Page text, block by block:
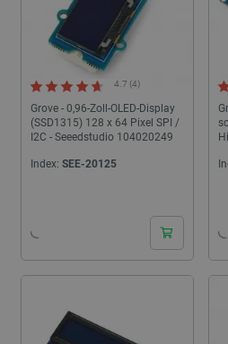
Grove - 0,96-Zoll-OLED-Display
(SSD1315) 128 x 64 Pixel SPI /
I2C - Seeedstudio 104020249
4.7 (4)
Index: SEE-20125